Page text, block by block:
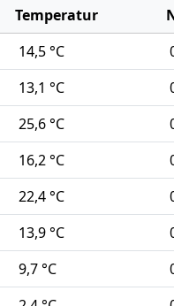
Temperatur
14,5 °C
13,1 °C
25,6 °C
16,2 °C
22,4 °C
13,9 °C
9,7 °C